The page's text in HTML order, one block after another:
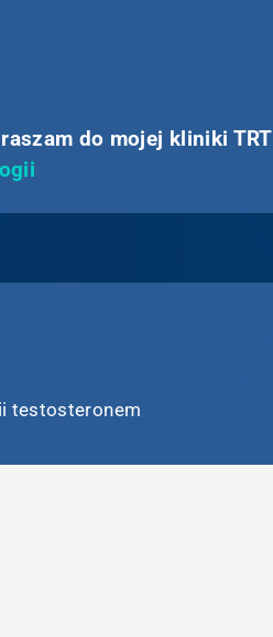
do mojej kliniki TRT
testosteronem